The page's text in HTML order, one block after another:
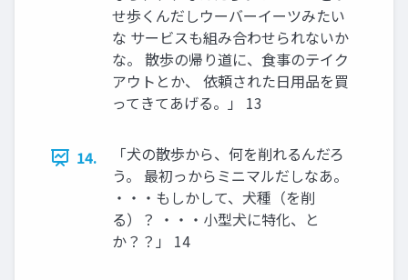
せ歩くんだしウーバーイーツみたい
な サービスも組み合わせられないか
な。 散歩の帰り道に、食事のテイク
アウトとか、 依頼された日用品を買
ってきてあげる。」 13
14.
「犬の散歩から、何を削れるんだろ
う。 最初っからミニマルだしなあ。
・・・もしかして、犬種（を削
る）？ ・・・小型犬に特化、と
か？？」 14